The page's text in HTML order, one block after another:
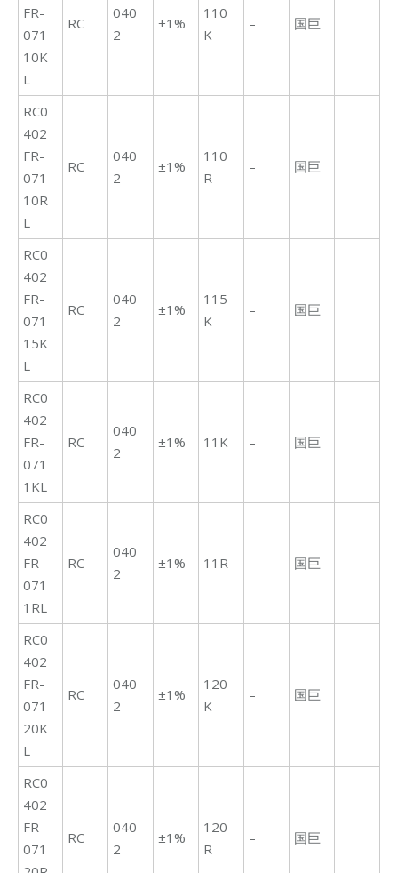
FR-
071
10K
L
RC
040
2
±1%
110
K
– 国巨
RC0
402
FR-
071
10R
L
RC
040
2
±1%
110
R
– 国巨
RC0
402
FR-
071
15K
L
RC
040
2
±1%
115
K
– 国巨
RC0
402
FR-
071
1KL
RC
040
2
±1% 11K – 国巨
RC0
402
FR-
071
1RL
RC
040
2
±1% 11R – 国巨
RC0
402
FR-
071
20K
L
RC
040
2
±1%
120
K
– 国巨
RC0
402
FR-
071
RC
040
2
±1%
120
R
– 国巨